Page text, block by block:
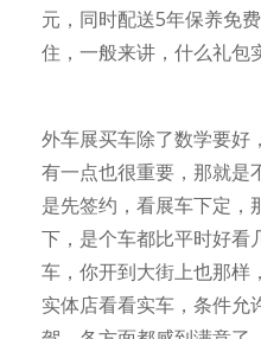
元，同时配送5年保养免
住，一般来讲，什么礼包
外车展买车除了数学要好
有一点也很重要，那就是
是先签约，看展车下定，
下，是个车都比平时好看
车，你开到大街上也那样
实体店看看实车，条件允